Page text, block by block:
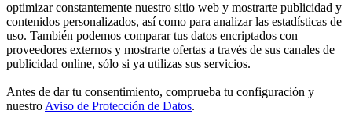
optimizar constantemente nuestro sitio web y mostrarte publicidad y
contenidos personalizados, así como para analizar las estadísticas de
uso. También podemos comparar tus datos encriptados con
proveedores externos y mostrarte ofertas a través de sus canales de
publicidad online, sólo si ya utilizas sus servicios.
Antes de dar tu consentimiento, comprueba tu configuración y
nuestro Aviso de Protección de Datos.